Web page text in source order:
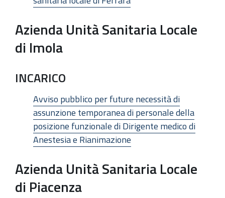
Azienda Unità Sanitaria Locale
di Imola
INCARICO
Avviso pubblico per future necessità di
assunzione temporanea di personale della
posizione funzionale di Dirigente medico di
Anestesia e Rianimazione
Azienda Unità Sanitaria Locale
di Piacenza